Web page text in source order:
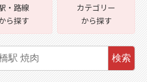
・路線
ら探す
カテゴリー
から探す
検索